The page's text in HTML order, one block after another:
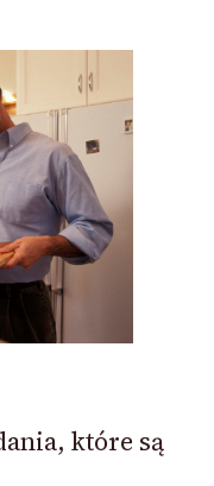
które są